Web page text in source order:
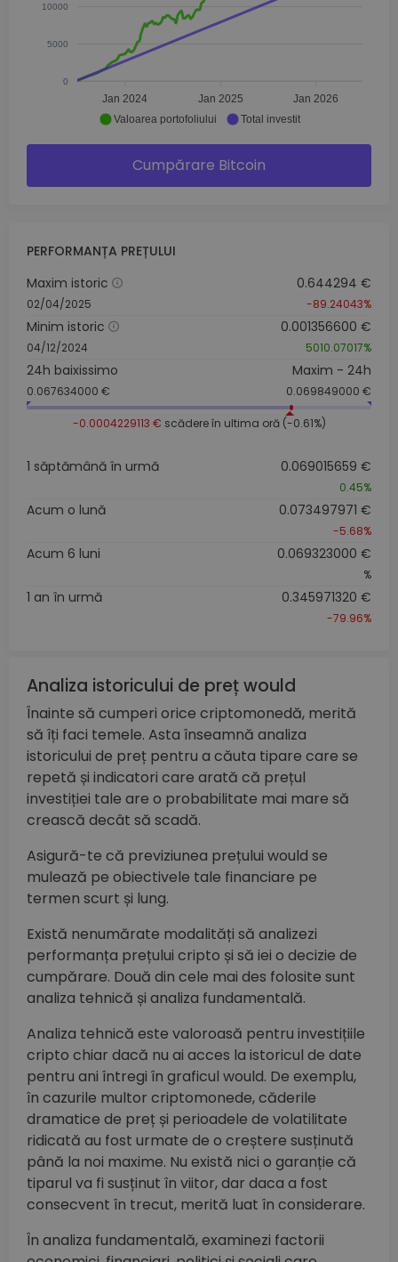
10000
5000
0
Jan 2024 Jan 2025 Jan 2026
Valoarea portofoliului Total investit
Cumpărare Bitcoin
PERFORMANȚA PREȚULUI
Maxim istoric
02/04/2025
0.644294 €
-89.24043%
Minim istoric
04/12/2024
0.001356600 €
5010.07017%
24h baixissimo
0.067634000 €
Maxim - 24h
0.069849000 €
-0.0004229113 € scădere în ultima oră (-0.61%)
1 săptămână în urmă 0.069015659 €
0.45%
Acum o lună 0.073497971 €
-5.68%
Acum 6 luni 0.069323000 €
%
1 an în urmă 0.345971320 €
-79.96%
Analiza istoricului de preț would
Înainte să cumperi orice criptomonedă, merită
să îți faci temele. Asta înseamnă analiza
istoricului de preț pentru a căuta tipare care se
repetă și indicatori care arată că prețul
investiției tale are o probabilitate mai mare să
crească decât să scadă.
Asigură-te că previziunea prețului would se
mulează pe obiectivele tale financiare pe
termen scurt și lung.
Există nenumărate modalități să analizezi
performanța prețului cripto și să iei o decizie de
cumpărare. Două din cele mai des folosite sunt
analiza tehnică și analiza fundamentală.
Analiza tehnică este valoroasă pentru investițiile
cripto chiar dacă nu ai acces la istoricul de date
pentru ani întregi în graficul would. De exemplu,
în cazurile multor criptomonede, căderile
dramatice de preț și perioadele de volatilitate
ridicată au fost urmate de o creștere susținută
până la noi maxime. Nu există nici o garanție că
tiparul va fi susținut în viitor, dar daca a fost
consecvent în trecut, merită luat în considerare.
În analiza fundamentală, examinezi factorii